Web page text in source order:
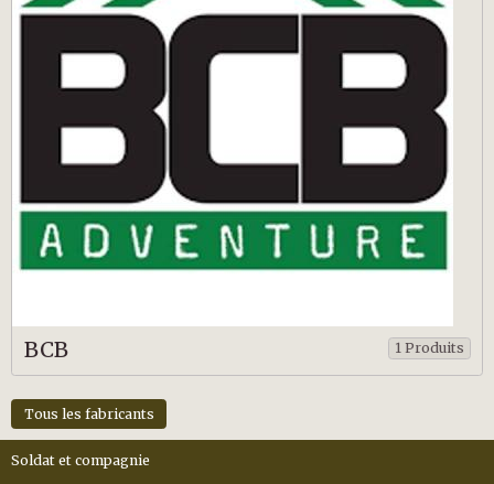
BCB 1 Produits
Tous les fabricants
Soldat et compagnie